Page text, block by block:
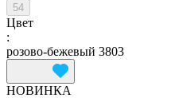
54
Цвет
:
розово-бежевый 3803
НОВИНКА